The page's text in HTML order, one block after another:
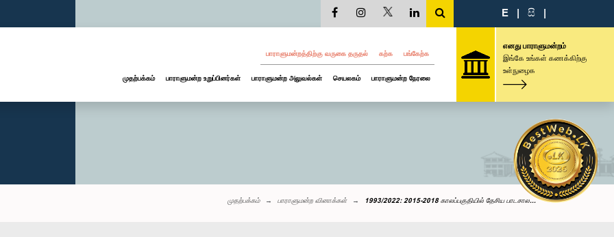
E | සි |
பாராளுமன்றத்திற்கு வருகை தருதல் கற்க பங்கேற்க
முதற்பக்கம் பாராளுமன்ற உறுப்பினர்கள் பாராளுமன்ற அலுவல்கள் செயலகம் பாராளுமன்ற நேரலை
எனது பாராளுமன்றம்
இங்கே உங்கள் கணக்கிற்கு
உள்நுழைக
முதற்பக்கம் பாராளுமன்ற வினாக்கள் 1993/2022: 2015-2018 காலப்பகுதியில் தேசிய பாடசால...